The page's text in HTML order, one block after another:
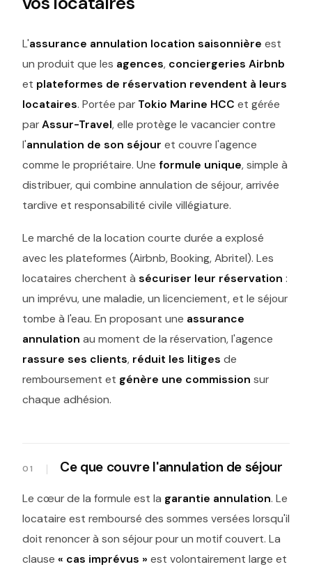
L'assurance annulation location saisonnière est
un produit que les agences, conciergeries Airbnb
et plateformes de réservation revendent à leurs
locataires. Portée par Tokio Marine HCC et gérée
parAssur-Travel, elle protège le vacancier contre
l'annulation de son séjour et couvre l'agence
comme le propriétaire. Une formule unique, simple à
distribuer, qui combine annulation de séjour, arrivée
tardive et responsabilité civile villégiature.
Le marché de la location courte durée a explosé
avec les plateformes (Airbnb, Booking, Abritel). Les
locataires cherchent à sécuriser leur réservation :
un imprévu, une maladie, un licenciement, et le séjour
tombe à l'eau. En proposant une assurance
annulation au moment de la réservation, l'agence
rassure ses clients, réduit les litiges de
remboursement et génère une commission sur
chaque adhésion.
Ce que couvre l'annulation de séjour
Le cœur de la formule est la garantie annulation. Le
locataire est remboursé des sommes versées lorsqu'il
doit renoncer à son séjour pour un motif couvert. La
clause « cas imprévus » est volontairement large et